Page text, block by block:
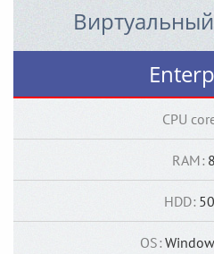
CPU
RAM: 8
HDD:
OS: